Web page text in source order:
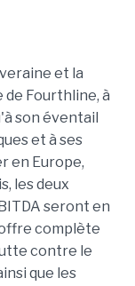
et la
Fourthline, à
son éventail
et à ses
en Europe,
les deux
seront en
complète
contre le
que les